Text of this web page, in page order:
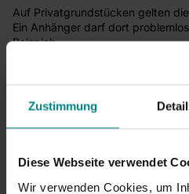
Zustimmung
Diese Webseite verwendet
Wir verwenden Cookies, um
Auf Privatgrundstücken gelten
Ein Anhänger darf dort
Beispiel:
in der Garage
Dennoch sollte auf eine gute
Diebstahlschutz mit